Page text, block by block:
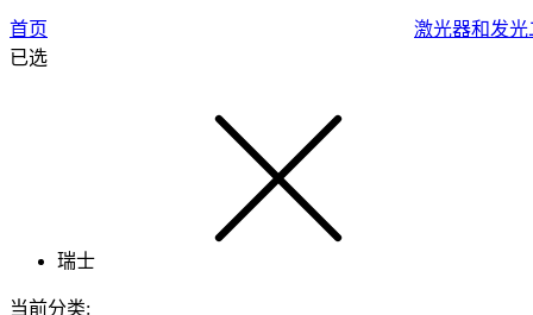
首页 激光器和发光
已选
瑞士
当前分类: